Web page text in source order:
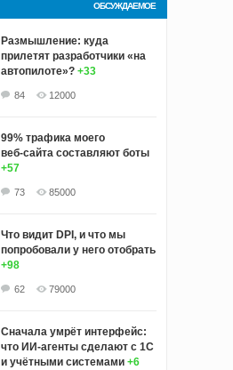
ОБСУЖДАЕМОЕ
Размышление: куда
прилетят разработчики «на
автопилоте»? +33
84 12000
99% трафика моего
веб‑сайта составляют боты
+57
73 85000
Что видит DPI, и что мы
попробовали у него отобрать
+98
62 79000
Сначала умрёт интерфейс:
что ИИ-агенты сделают с 1С
и учётными системами +6